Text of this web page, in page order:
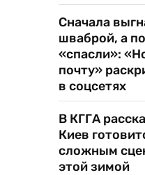
Сначала
шваброй, а
«спасли»:
почту»
в соцсетях
В КГГА
Киев
сложным
этой зимой